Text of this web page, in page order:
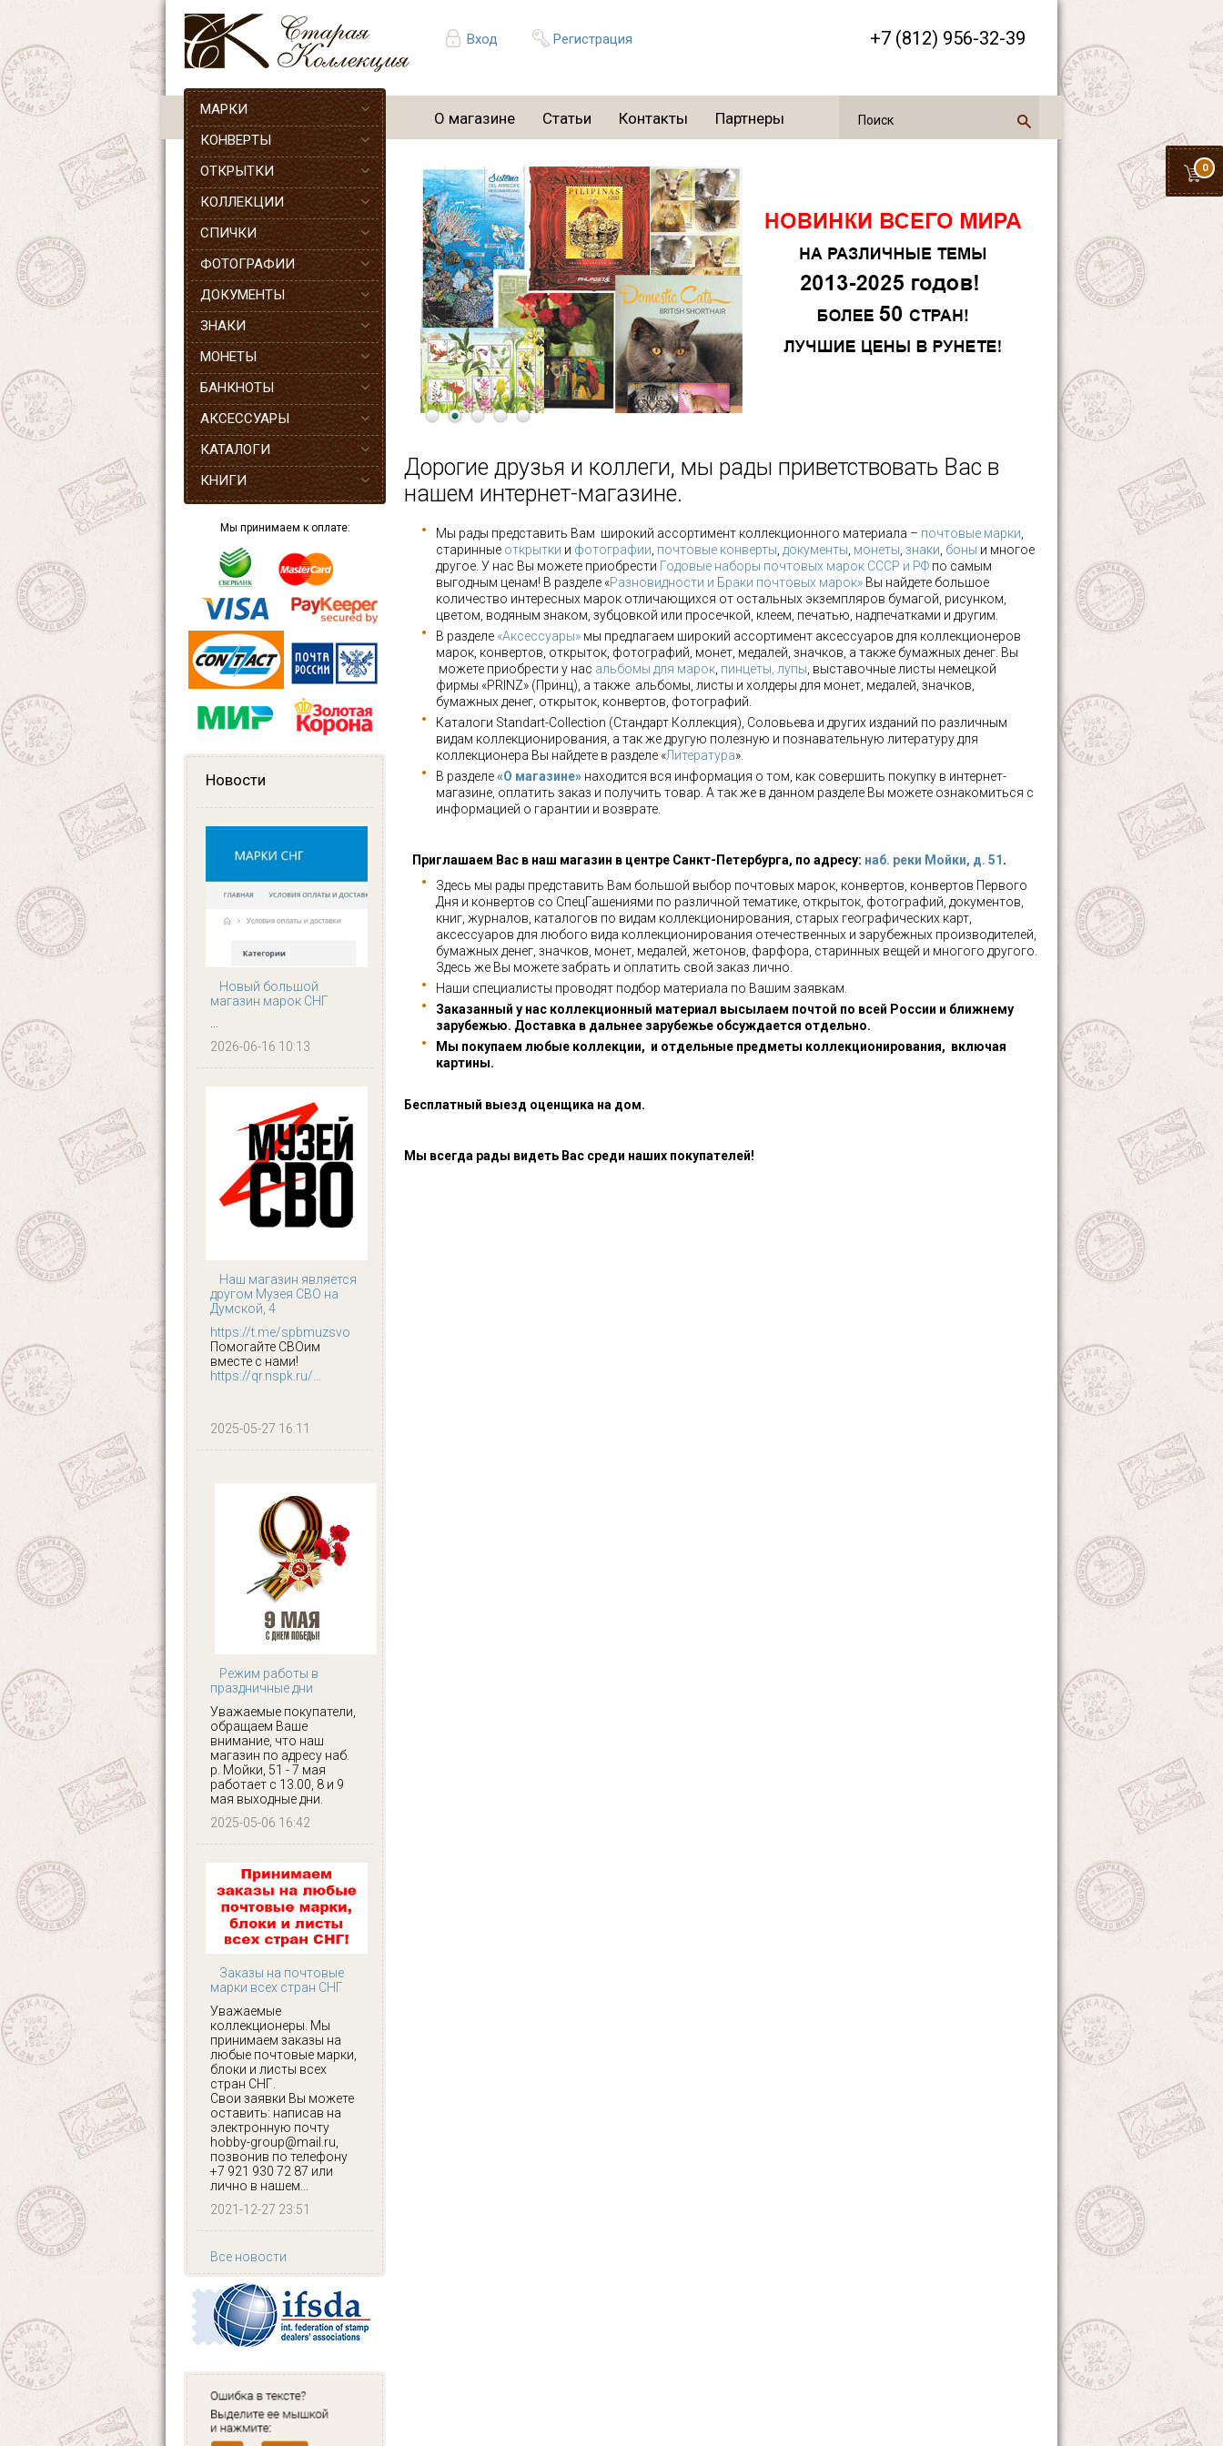
Вход Регистрация +7 (812) 956-32-39
0
О магазине Статьи Контакты Партнеры
МАРКИ
КОНВЕРТЫ
ОТКРЫТКИ
КОЛЛЕКЦИИ
СПИЧКИ
ФОТОГРАФИИ
ДОКУМЕНТЫ
ЗНАКИ
МОНЕТЫ
БАНКНОТЫ
АКСЕССУАРЫ
КАТАЛОГИ
КНИГИ
Мы принимаем к оплате:
Новости
Новый большой
магазин марок СНГ
...
2026-06-16 10:13
Наш магазин является
другом Музея СВО на
Думской, 4
https://t.me/spbmuzsvo
Помогайте СВОим
вместе с нами!
https://qr.nspk.ru/...
2025-05-27 16:11
Режим работы в
праздничные дни
Уважаемые покупатели,
обращаем Ваше
внимание, что наш
магазин по адресу наб.
р. Мойки, 51 - 7 мая
работает с 13.00, 8 и 9
мая выходные дни.
2025-05-06 16:42
Заказы на почтовые
марки всех стран СНГ
Уважаемые
коллекционеры. Мы
принимаем заказы на
любые почтовые марки,
блоки и листы всех
стран СНГ.
Свои заявки Вы можете
оставить: написав на
электронную почту
hobby-group@mail.ru,
позвонив по телефону
+7 921 930 72 87 или
лично в нашем...
2021-12-27 23:51
Все новости
Дорогие друзья и коллеги, мы рады приветствовать Вас в
нашем интернет-магазине.
Мы рады представить Вам широкий ассортимент коллекционного материала – почтовые марки
старинные открытки и фотографии почтовые конверты документы монеты знаки боны и многое
другое. У нас Вы можете приобрести Годовые наборы почтовых марок СССР и РФ по самым
выгодным ценам! В разделе «Разновидности и Браки почтовых марок» Вы найдете большое
количество интересных марок отличающихся от остальных экземпляров бумагой, рисунком,
цветом, водяным знаком, зубцовкой или просечкой, клеем, печатью, надпечатками и другим.
В разделе «Аксессуары» мы предлагаем широкий ассортимент аксессуаров для коллекционеров
марок, конвертов, открыток, фотографий, монет, медалей, значков, а также бумажных денег. Вы
можете приобрести у нас альбомы для марок пинцеты, лупы , выставочные листы немецкой
фирмы «PRINZ» (Принц), а также альбомы, листы и холдеры для монет, медалей, значков,
бумажных денег, открыток, конвертов, фотографий.
Каталоги Standart-Collection (Стандарт Коллекция), Соловьева и других изданий по различным
видам коллекционирования, а так же другую полезную и познавательную литературу для
коллекционера Вы найдете в разделе «Литература».
В разделе«О магазине» находится вся информация о том, как совершить покупку в интернет-
магазине, оплатить заказ и получить товар. А так же в данном разделе Вы можете ознакомиться с
информацией о гарантии и возврате.
Приглашаем Вас в наш магазин в центре Санкт-Петербурга, по адресу: наб. реки Мойки, д. 51 .
Здесь мы рады представить Вам большой выбор почтовых марок, конвертов, конвертов Первого
Дня и конвертов со СпецГашениями по различной тематике, открыток, фотографий, документов,
книг, журналов, каталогов по видам коллекционирования, старых географических карт,
аксессуаров для любого вида коллекционирования отечественных и зарубежных производителей,
бумажных денег, значков, монет, медалей, жетонов, фарфора, старинных вещей и многого другого.
Здесь же Вы можете забрать и оплатить свой заказ лично.
Наши специалисты проводят подбор материала по Вашим заявкам.
Заказанный у нас коллекционный материал высылаем почтой по всей России и ближнему
зарубежью. Доставка в дальнее зарубежье обсуждается отдельно.
Мы покупаем любые коллекции, и отдельные предметы коллекционирования, включая
картины.
Бесплатный выезд оценщика на дом.
Мы всегда рады видеть Вас среди наших покупателей!